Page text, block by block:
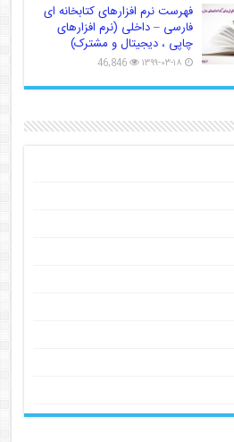
فهرست نرم افزارهای کتابخانه ای
فارسی – داخلی (نرم افزارهای
چاپی ، دیجیتال و مشترک)
۱۳۹۹-۰۳-۱۸ 46,846